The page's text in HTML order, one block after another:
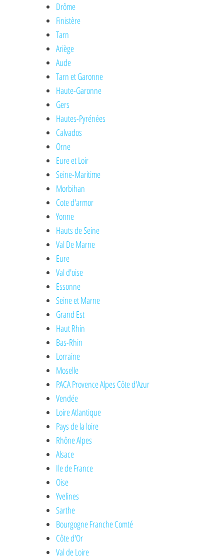
Drôme
Finistère
Tarn
Ariège
Aude
Tarn et Garonne
Haute-Garonne
Gers
Hautes-Pyrénées
Calvados
Orne
Eure et Loir
Seine-Maritime
Morbihan
Cote d'armor
Yonne
Hauts de Seine
Val De Marne
Eure
Val d'oise
Essonne
Seine et Marne
Grand Est
Haut Rhin
Bas-Rhin
Lorraine
Moselle
PACA Provence Alpes Côte d'Azur
Vendée
Loire Atlantique
Pays de la loire
Rhône Alpes
Alsace
Ile de France
Oise
Yvelines
Sarthe
Bourgogne Franche Comté
Côte d'Or
Val de Loire